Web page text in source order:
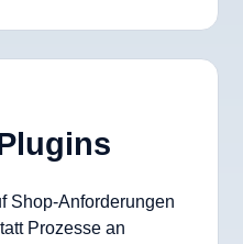
Shop-Anforderungen
Prozesse an